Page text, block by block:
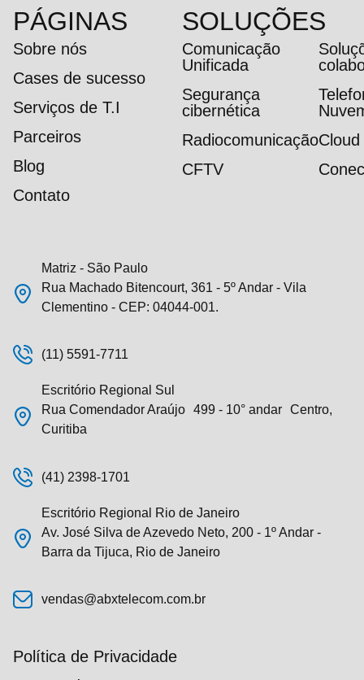
PÁGINAS
Sobre nós
Cases de sucesso
Serviços de T.I
Parceiros
Blog
Contato
SOLUÇÕES
Comunicação
Unificada
Segurança
cibernética
RadiocomunicaçãoCloud
CFTV
Matriz - São Paulo
Rua Machado Bitencourt, 361 - 5º Andar - Vila
Clementino - CEP: 04044-001.
(11) 5591-7711
Escritório Regional Sul
Rua Comendador Araújo 499 - 10° andar Centro,
Curitiba
(41) 2398-1701
Escritório Regional Rio de Janeiro
Av. José Silva de Azevedo Neto, 200 - 1º Andar -
Barra da Tijuca, Rio de Janeiro
vendas@abxtelecom.com.br
Política de Privacidade